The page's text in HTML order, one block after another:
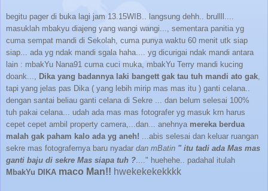
begitu pager di buka lagi jam 13.15WIB.. langsung dehh.. brullll....
masuklah mbakyu diajeng yang wangi wangi..., sementara panitia yg
cuma sempat mandi di Sekolah, cuma punya waktu 60 menit utk siap
siap... ada yg ndak mandi sgala haha.... yg dicurigai ndak mandi antara
lain : mbakYu Nana91 cuma cuci muka, mbakYu Terry mandi kucing
doank..., Dika yang badannya laki bangett gak tau tuh mandi ato gak,
tapi yang jelas pas Dika ( yang lebih mirip mas mas itu ) ganti celana..
dengan santai beliau ganti celana di Sekre ... dan belum selesai 100%
tuh pakai celana... udah ada mas mas fotografer yg masuk krn harus
cepet cepet ambil property camera,...dan... anehnya mereka berdua
malah gak paham kalo ada yg aneh! ...abis selesai dan keluar ruangan
sekre mas fotografernya baru nyadar dan mBatin " itu tadi ada Mas mas
ganti baju di sekre Mas siapa tuh ?...." huehehe.. padahal itulah
MbakYu DIKA maco Man!! hwekekekekkkk